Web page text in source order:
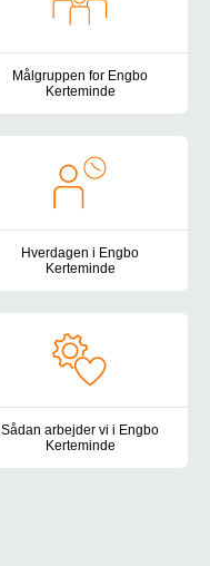
Målgruppen for Engbo
Kerteminde
Hverdagen i Engbo
Kerteminde
Sådan arbejder vi i Engbo
Kerteminde